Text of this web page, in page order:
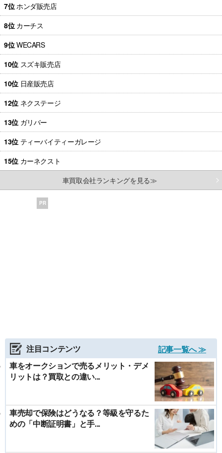
7位 ホンダ販売店
8位 カーチス
9位WECARS
10位 スズキ販売店
10位 日産販売店
12位 ネクステージ
13位 ガリバー
13位 ティーバイティーガレージ
15位 カーネクスト
車買取会社ランキングを見る≫
PR
注目コンテンツ
記事一覧へ ≫
車をオークションで売るメリット・デメ
リットは？買取との違い...
車売却で保険はどうなる？等級を守るた
めの「中断証明書」と手...